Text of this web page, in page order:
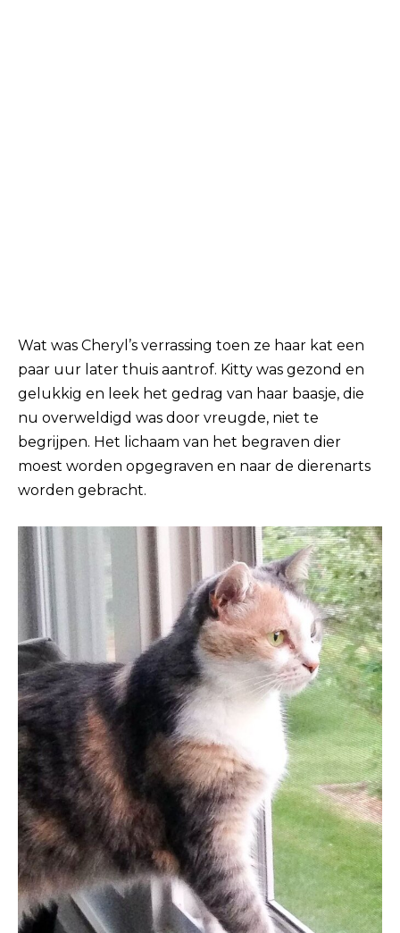
Wat was Cheryl’s verrassing toen ze haar kat een
paar uur later thuis aantrof. Kitty was gezond en
gelukkig en leek het gedrag van haar baasje, die
nu overweldigd was door vreugde, niet te
begrijpen. Het lichaam van het begraven dier
moest worden opgegraven en naar de dierenarts
worden gebracht.